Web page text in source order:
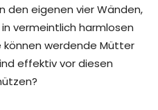
den eigenen vier Wänden,
vermeintlich harmlosen
können werdende Mütter
effektiv vor diesen